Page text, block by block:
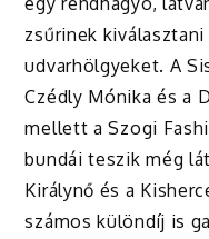
zsűrinek
udvarhölgyeket. A
Czédly Mónika és a
mellett a Szogi
bundái teszik még
Királynő és a
számos különdíj is